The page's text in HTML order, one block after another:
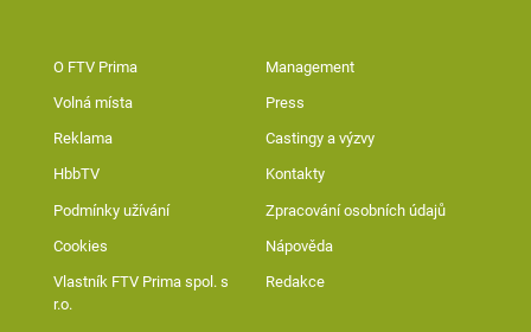
O FTV Prima Management
Volná místa Press
Reklama Castingy a výzvy
HbbTV Kontakty
Podmínky užívání Zpracování osobních údajů
Cookies Nápověda
Vlastník FTV Prima spol. s
r.o.
Redakce